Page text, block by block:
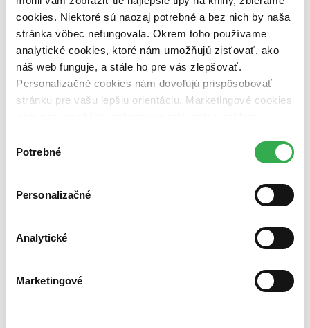
cookies. Niektoré sú naozaj potrebné a bez nich by naša
stránka vôbec nefungovala. Okrem toho používame
analytické cookies, ktoré nám umožňujú zisťovať, ako
náš web funguje, a stále ho pre vás zlepšovať.
Personalizačné cookies nám dovoľujú prispôsobovať
stránku pre vašu lepšiu orientáciu. Marketingové cookies
nám pomohlo, keby sme mohli používať všetky tieto
súhlasu
Potrebné
Personalizačné
Analytické
Marketingové
nová (0 titulov)nová
čítaná (0 titulov)čítaná
čítaná - výborný stav (0 titulov)čítaná - výborný stav
čítaná - mierne opotrebovaná (0 titulov)čítaná - mierne
opotrebovaná
čítané verzie vypredaných kníh (0 titulov)čítané verzie
vypredaných kníh
Zoradiť
Top hodnotené
Najvyššia zľava